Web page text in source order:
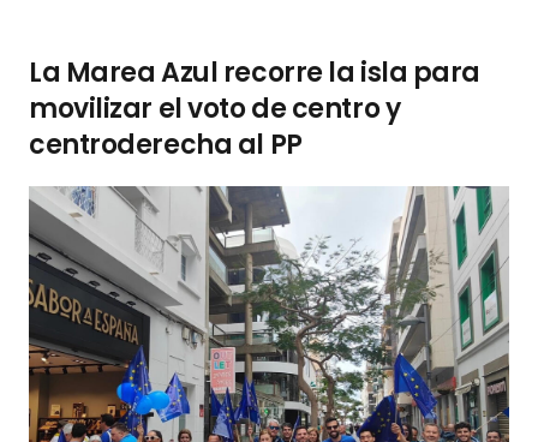
La Marea Azul recorre la isla para
movilizar el voto de centro y
centroderecha al PP